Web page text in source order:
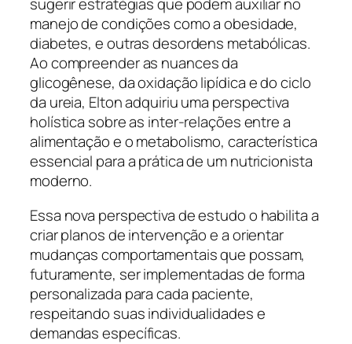
manejo de condições como a obesidade,
diabetes, e outras desordens metabólicas.
Ao compreender as nuances da
glicogênese, da oxidação lipídica e do ciclo
da ureia, Elton adquiriu uma perspectiva
holística sobre as inter-relações entre a
alimentação e o metabolismo, característica
essencial para a prática de um nutricionista
moderno.
Essa nova perspectiva de estudo o habilita a
criar planos de intervenção e a orientar
mudanças comportamentais que possam,
futuramente, ser implementadas de forma
personalizada para cada paciente,
respeitando suas individualidades e
demandas específicas.